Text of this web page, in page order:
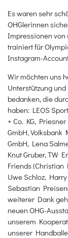
Es waren sehr
OHGlerinnen
Impressionen von
trainiert für
Instagram-
Wir möchten uns
Unterstützung
bedanken, die
haben: LEOS
+ Co. KG,
GmbH,
GmbH, Lena
Knut Gruber, TW
Friends (Christian
Uwe Schloz,
Sebastian
weiterer Dank
neuen OHG-
unserem
unserer